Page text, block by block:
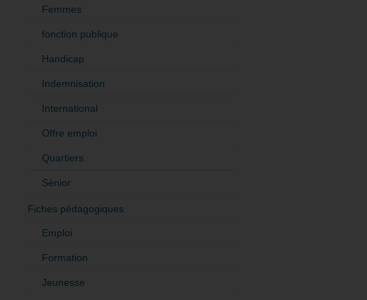
Femmes
fonction publique
Handicap
Indemnisation
International
Offre emploi
Quartiers
Sénior
Fiches pédagogiques
Emploi
Formation
Jeunesse